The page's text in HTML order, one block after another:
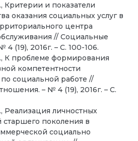
Критерии и показатели
оказания социальных услуг в
центра
// Социальные
(19), 2016г. – С. 100-106.
К проблеме формирования
компетентности
социальной работе //
– № 4 (19), 2016г. – С.
Реализация личностных
поколения в
социально